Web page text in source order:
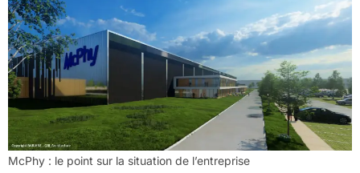
McPhy : le point sur la situation de l’entreprise